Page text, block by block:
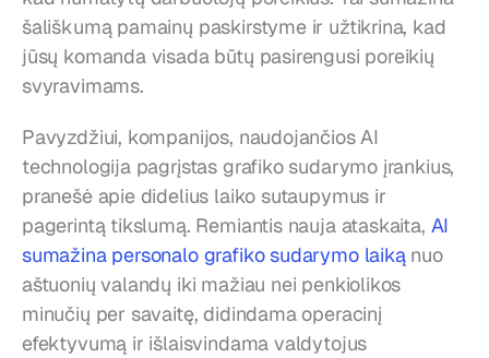
šališkumą pamainų paskirstyme ir užtikrina, kad
jūsų komanda visada būtų pasirengusi poreikių
svyravimams.
Pavyzdžiui, kompanijos, naudojančios AI
technologija pagrįstas grafiko sudarymo įrankius,
pranešė apie didelius laiko sutaupymus ir
pagerintą tikslumą. Remiantis nauja ataskaita, AI
sumažina personalo grafiko sudarymo laiką nuo
aštuonių valandų iki mažiau nei penkiolikos
minučių per savaitę, didindama operacinį
efektyvumą ir išlaisvindama valdytojus